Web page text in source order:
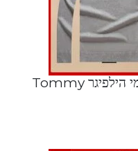
קטלוג חולצות ארוכות לגברים טומי הילפיגר Tommy